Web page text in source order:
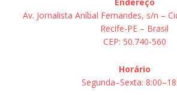
Av. Jornalista Aníbal Fernandes, s/n –
Recife-PE – Brasil
CEP: 50.740-560
Horário
Segunda–Sexta: